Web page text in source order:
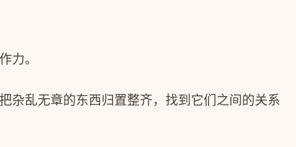
力。
杂乱无章的东西归置整齐，找到它们之间的关系